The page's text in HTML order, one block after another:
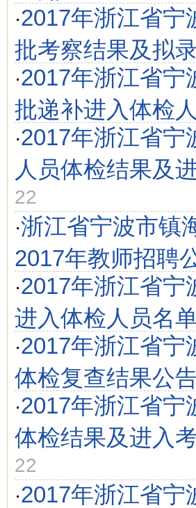
·2017年浙江省宁
批考察结果及拟
·2017年浙江省宁
批递补进入体检
·2017年浙江省宁
人员体检结果及
22
·浙江省宁波市镇
2017年教师招聘
·2017年浙江省宁
进入体检人员名
·2017年浙江省宁
体检复查结果公
·2017年浙江省宁
体检结果及进入
22
·2017年浙江省宁